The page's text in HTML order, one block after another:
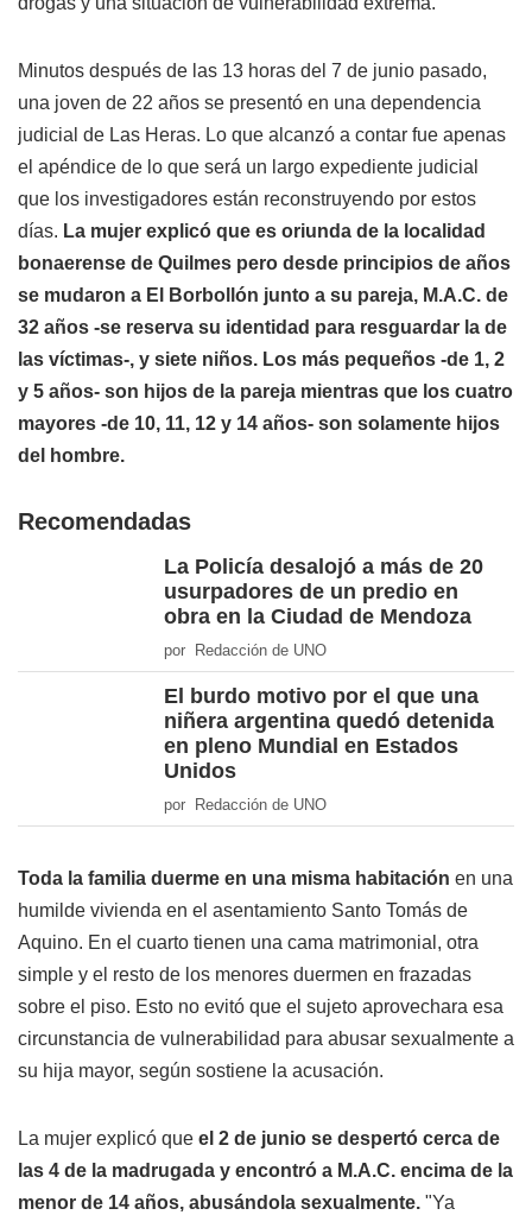
Minutos después de las 13 horas del 7 de junio pasado,
una joven de 22 años se presentó en una dependencia
judicial de Las Heras. Lo que alcanzó a contar fue apenas
el apéndice de lo que será un largo expediente judicial
que los investigadores están reconstruyendo por estos
días. La mujer explicó que es oriunda de la localidad
bonaerense de Quilmes pero desde principios de años
se mudaron a El Borbollón junto a su pareja, M.A.C. de
32 años -se reserva su identidad para resguardar la de
las víctimas-, y siete niños. Los más pequeños -de 1, 2
y 5 años- son hijos de la pareja mientras que los cuatro
mayores -de 10, 11, 12 y 14 años- son solamente hijos
del hombre.
Recomendadas
La Policía desalojó a más de 20
usurpadores de un predio en
obra en la Ciudad de Mendoza
por Redacción de UNO
El burdo motivo por el que una
niñera argentina quedó detenida
en pleno Mundial en Estados
Unidos
por Redacción de UNO
Toda la familia duerme en una misma habitación en una
humilde vivienda en el asentamiento Santo Tomás de
Aquino. En el cuarto tienen una cama matrimonial, otra
simple y el resto de los menores duermen en frazadas
sobre el piso. Esto no evitó que el sujeto aprovechara esa
circunstancia de vulnerabilidad para abusar sexualmente a
su hija mayor, según sostiene la acusación.
La mujer explicó que el 2 de junio se despertó cerca de
las 4 de la madrugada y encontró a M.A.C. encima de la
menor de 14 años, abusándola sexualmente. "Ya